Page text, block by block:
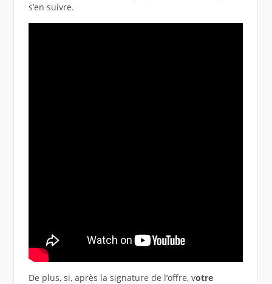
s’en suivre.
De plus, si, après la signature de l’offre, votre